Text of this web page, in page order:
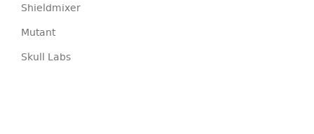
Shieldmixer
Mutant
Skull Labs